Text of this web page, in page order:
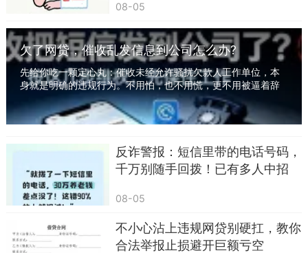
3，不论是什么时候，我们都要保持信念和勇
气，积极地面对挑战，珍惜身边的每一个人和每一
份情感，相信自己，相信未来。早上好，祝愿大家
拥有美好的一天！幸福愉快！
08-05
欠了网贷，催收乱发信息到公司怎么办?
先给你吃一颗定心丸：催收未经允许骚扰欠款人工作单位，本
身就是明确的违规行为。不用怕，也不用慌，更不用被逼着辞
职。有一套完整可操作的维权方法，照着做，既...
反诈警报：短信里带的电话号码，
千万别随手回拨！已有多人中招
08-05
不小心沾上违规网贷别硬扛，教你
合法举报止损避开巨额亏空